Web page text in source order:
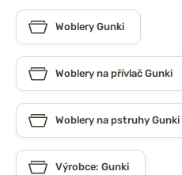
Woblery Gunki
Woblery na přívlač Gunki
Woblery na pstruhy Gunki
Výrobce: Gunki